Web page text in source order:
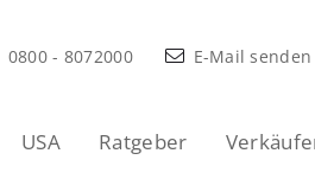
0800 - 8072000 E-Mail senden
USA Ratgeber